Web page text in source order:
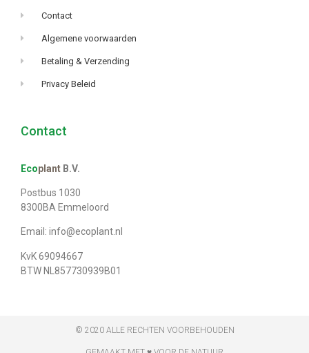
Contact
Algemene voorwaarden
Betaling & Verzending
Privacy Beleid
Contact
Ecoplant B.V.
Postbus 1030
8300BA Emmeloord
Email: info@ecoplant.nl
KvK 69094667
BTW NL857730939B01
© 2020 ALLE RECHTEN VOORBEHOUDEN